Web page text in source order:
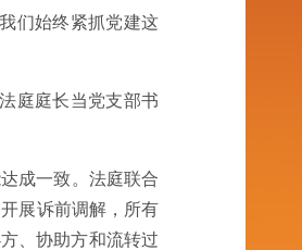
们始终紧抓党建这
庭庭长当党支部书
成一致。法庭联合
展诉前调解，所有
、协助方和流转过